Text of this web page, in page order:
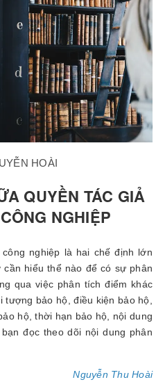
HOÀI
QUYỀN TÁC GIẢ
NGHIỆP
nghiệp là hai chế định lớn
hiểu thể nào để có sự phân
qua việc phân tích điểm khác
bảo hộ, điều kiện bảo hộ,
hộ, thời hạn bảo hộ, nội dung
đọc theo dõi nội dung phân
Nguyễn Thu Hoài